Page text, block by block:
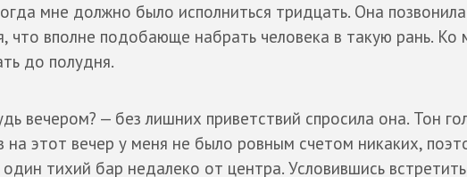
мне должно было исполниться тридцать. Она
что вполне подобающе набрать человека в такую рань. Ко
до полудня.
вечером? — без лишних приветствий спросила она. Тон
этот вечер у меня не было ровным счетом никаких,
тихий бар недалеко от центра. Условившись